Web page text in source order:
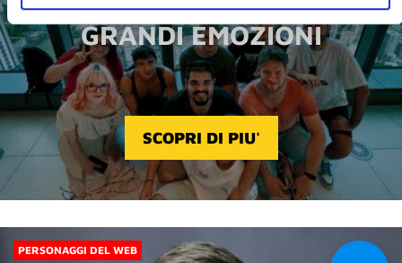
B-TOUR
GRANDI EMOZIONI
SCOPRI DI PIU'
PERSONAGGI DEL WEB